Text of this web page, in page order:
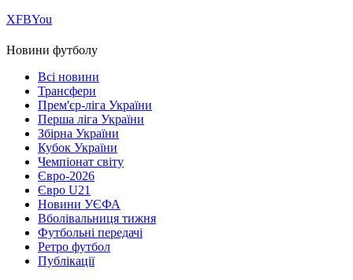
ХFBYou
Новини футболу
Всі новини
Трансфери
Прем'єр-ліга України
Перша ліга України
Збірна України
Кубок України
Чемпіонат світу
Євро-2026
Євро U21
Новини УЄФА
Вболівальниця тижня
Футбольні передачі
Ретро футбол
Публікації